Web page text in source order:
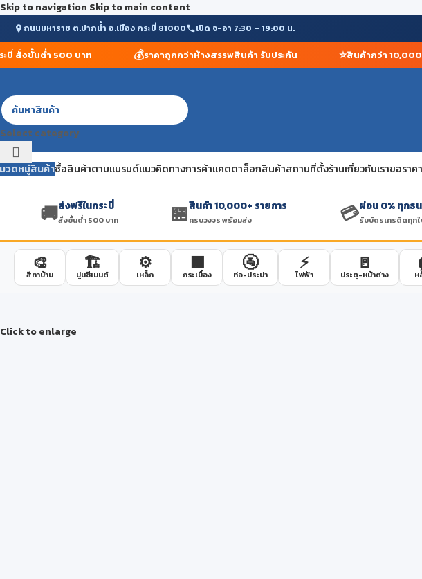
Skip to navigation Skip to main content
ถนนมหาราช ต.ปากน้ำ อ.เมือง กระบี่ 81000 เปิด จ-อา 7:30 – 19:00 น.
สั่งขั้นต่ำ 500 บาท ราคาถูกกว่าห้างสรรพสินค้า รับประกัน สินค้ากว่า 10,000 ร
Select category
วดหมู่สินค้าซื้อสินค้าตามแบรนด์แนวคิดทางการค้าแคตตาล็อกสินค้าสถานที่ตั้งร้านเกี่ยวกับเราขอราค
🚚ส่งฟรีในกระบี่
สั่งขั้นต่ำ 500 บาท 🏪สินค้า 10,000+ รายการ
ครบวงจร พร้อมส่ง 💳ผ่อน 0% ทุกธน
รับบัตรเครดิตทุก
🎨
สีทาบ้าน
🏗️
ปูนซีเมนต์
⚙️
เหล็ก
🟫
กระเบื้อง
🚰
ท่อ-ประปา
⚡
ไฟฟ้า
🚪
ประตู-หน้าต่าง ห
Click to enlarge